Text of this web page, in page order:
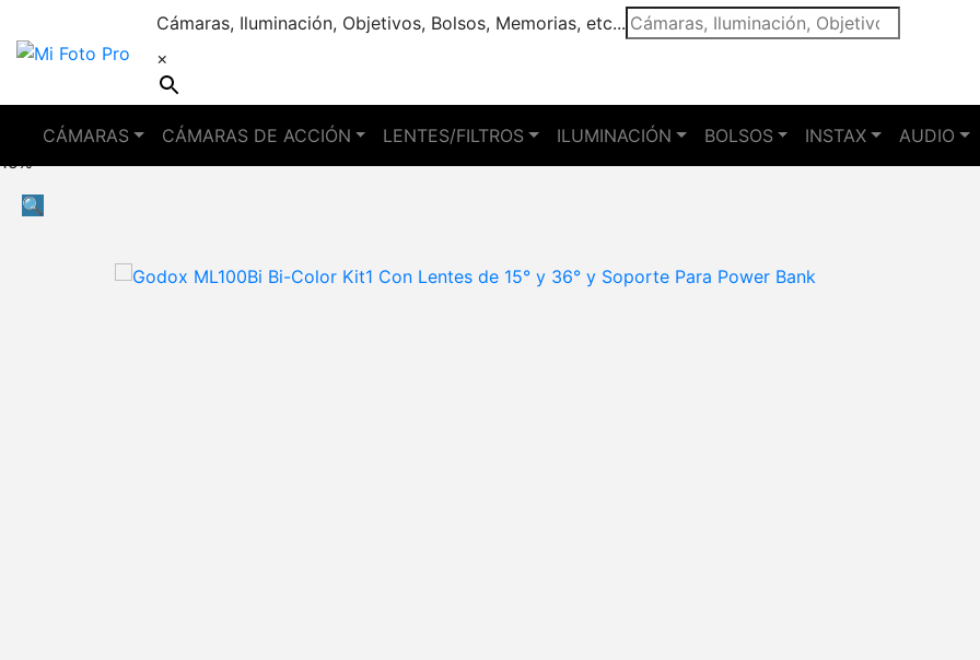
Cámaras, Iluminación, Objetivos, Bolsos, Memorias, etc...
×
CÁMARAS CÁMARAS DE ACCIÓN LENTES/FILTROS ILUMINACIÓN BOLSOS INSTAX
AUDIO
15%
🔍